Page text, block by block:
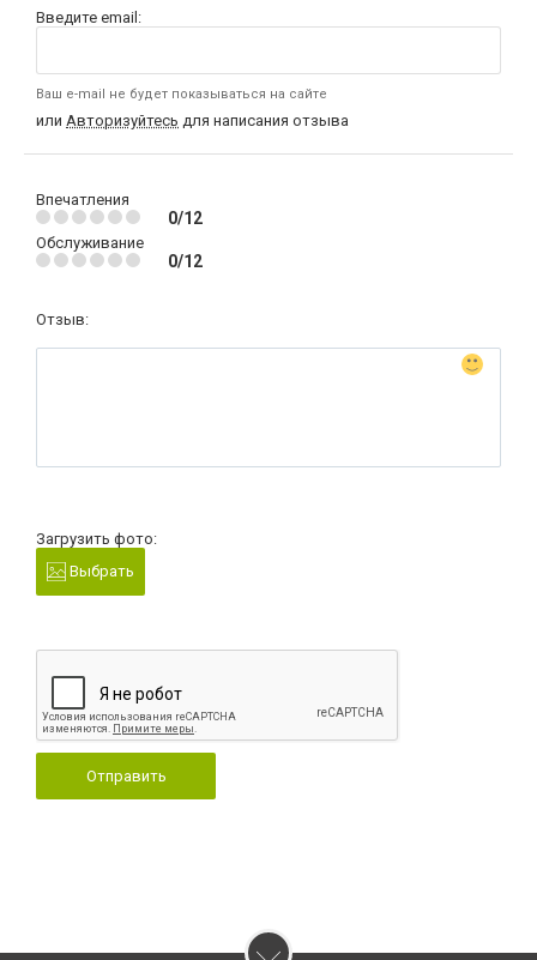
Введите email:
Ваш e-mail не будет показываться на сайте
или Авторизуйтесь для написания отзыва
Впечатления
0/12
Обслуживание
0/12
Отзыв:
Загрузить фото:
Выбрать
Отправить